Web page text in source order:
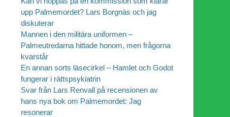
upp Palmemordet? Lars Borgnäs och jag
diskuterar
Mannen i den militära uniformen –
Palmeutredarna hittade honom, men frågorna
kvarstår
En annan sorts läsecirkel – Hamlet och Godot
fungerar i rättspsykiatrin
Svar från Lars Renvall på recensionen av
hans nya bok om Palmemordet: Jag
resonerar